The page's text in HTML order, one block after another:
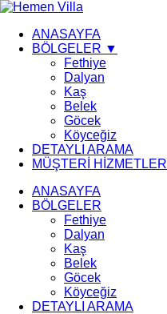
ANASAYFA
BÖLGELER ▼
Fethiye
Dalyan
Kaş
Belek
Göcek
Köyceğiz
DETAYLI ARAMA
MÜŞTERİ HİZMETLERİ
ANASAYFA
BÖLGELER
Fethiye
Dalyan
Kaş
Belek
Göcek
Köyceğiz
DETAYLI ARAMA